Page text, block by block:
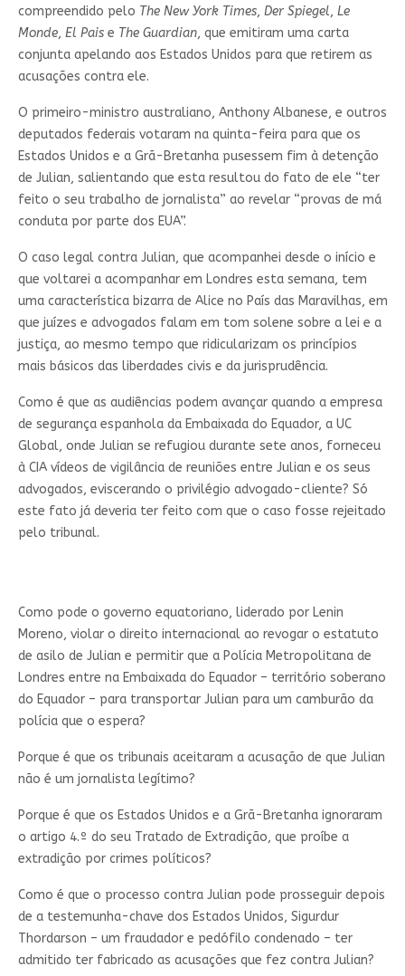
compreendido pelo The New York Times, Der Spiegel, Le
Monde, El Paise The Guardian, que emitiram uma carta
conjunta apelando aos Estados Unidos para que retirem as
acusações contra ele.
O primeiro-ministro australiano, Anthony Albanese, e outros
deputados federais votaram na quinta-feira para que os
Estados Unidos e a Grã-Bretanha pusessem fim à detenção
de Julian, salientando que esta resultou do fato de ele “ter
feito o seu trabalho de jornalista” ao revelar “provas de má
conduta por parte dos EUA”.
O caso legal contra Julian, que acompanhei desde o início e
que voltarei a acompanhar em Londres esta semana, tem
uma característica bizarra de Alice no País das Maravilhas, em
que juízes e advogados falam em tom solene sobre a lei e a
justiça, ao mesmo tempo que ridicularizam os princípios
mais básicos das liberdades civis e da jurisprudência.
Como é que as audiências podem avançar quando a empresa
de segurança espanhola da Embaixada do Equador, a UC
Global, onde Julian se refugiou durante sete anos, forneceu
à CIA vídeos de vigilância de reuniões entre Julian e os seus
advogados, eviscerando o privilégio advogado-cliente? Só
este fato já deveria ter feito com que o caso fosse rejeitado
pelo tribunal.
Como pode o governo equatoriano, liderado por Lenin
Moreno, violar o direito internacional ao revogar o estatuto
de asilo de Julian e permitir que a Polícia Metropolitana de
Londres entre na Embaixada do Equador – território soberano
do Equador – para transportar Julian para um camburão da
polícia que o espera?
Porque é que os tribunais aceitaram a acusação de que Julian
não é um jornalista legítimo?
Porque é que os Estados Unidos e a Grã-Bretanha ignoraram
o artigo 4.º do seu Tratado de Extradição, que proíbe a
extradição por crimes políticos?
Como é que o processo contra Julian pode prosseguir depois
de a testemunha-chave dos Estados Unidos, Sigurdur
Thordarson – um fraudador e pedófilo condenado – ter
admitido ter fabricado as acusações que fez contra Julian?